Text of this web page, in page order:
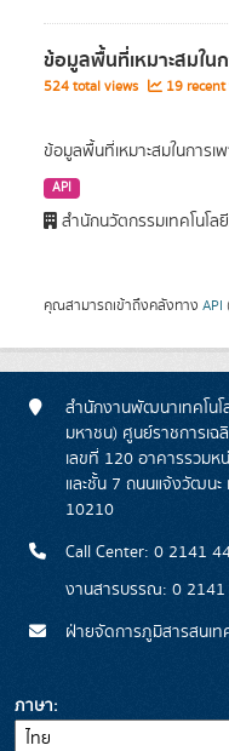
ข้อมูลพื้นที่เหมาะสมใน
524 total views 19 recent
ข้อมูลพื้นที่เหมาะสมในการ
API
สำนักนวัตกรรมเทคโนโล
คุณสามารถเข้าถึงคลังทาง API
สำนักงานพัฒนาเทคโนโ
มหาชน) ศูนย์ราชการเ
เลขที่ 120 อาคารรวม
และชั้น 7 ถนนแจ้งวัฒน
10210
Call Center: 0 2141
งานสารบรรณ: 0
ฝ่ายจัดการภูมิสารสนเ
ภาษา